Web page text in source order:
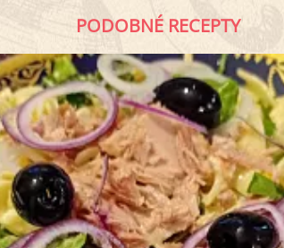
PODOBNÉ RECEPTY